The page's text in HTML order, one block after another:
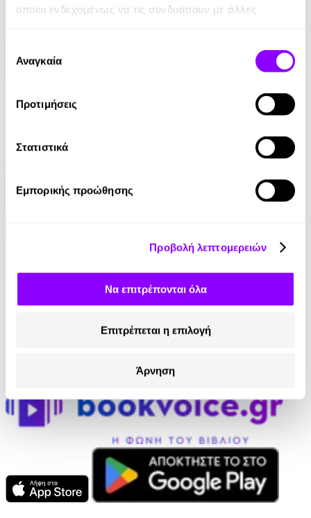
οποίοι ενδεχομένως να τις συνδυάσουν με άλλες
των υπηρεσιών τους.
συγκατάθεσης
Αναγκαία
Προτιμήσεις
Στατιστικά
Εμπορικής προώθησης
Προβολή λεπτομερειών
Να επιτρέπονται όλα
Επιτρέπεται η επιλογή
Άρνηση
Ουτοπία
Thomas More
• 1 Credit